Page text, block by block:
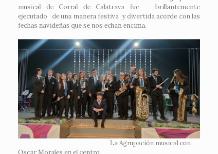
musical de Corral de Calatrava fue brillantemente
ejecutado de una manera festiva y divertida acorde con las
fechas navideñas que se nos echan encima.
La Agrupación musical con